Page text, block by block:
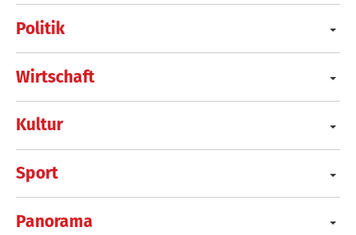
Politik
Wirtschaft
Kultur
Sport
Panorama